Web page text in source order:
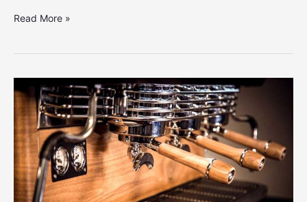
Read More »
Dalla
Corte
XT
Espresso
Makinesi